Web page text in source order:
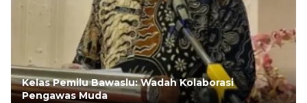
Kelas Pemilu Bawaslu: Wadah Kolaborasi
Pengawas Muda